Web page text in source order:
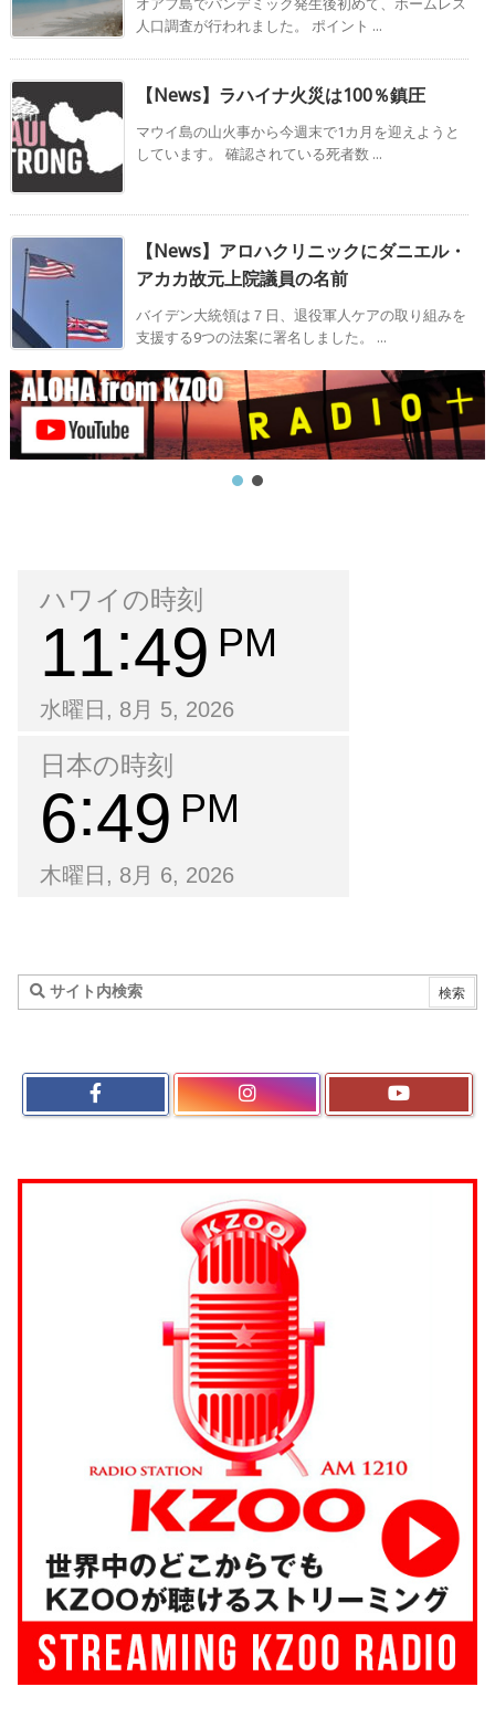
人口調査が行われました。 ポイント ...
【News】ラハイナ火災は100％鎮圧
マウイ島の山火事から今週末で1カ月を迎えようと
しています。 確認されている死者数 ...
【News】アロハクリニックにダニエル・
アカカ故元上院議員の名前
バイデン大統領は７日、退役軍人ケアの取り組みを
支援する9つの法案に署名しました。 ...
ハワイの時刻
11 49 PM
水曜日, 8月 5, 2026
日本の時刻
6 49 PM
木曜日, 8月 6, 2026